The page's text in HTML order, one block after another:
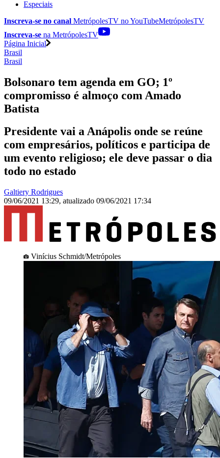
Especiais
Inscreva-se no canal MetrópolesTV noYouTubeMetrópolesTV
Inscreva-se na MetrópolesTV
Página Inicial
Brasil
Brasil
Bolsonaro tem agenda em GO; 1º
compromisso é almoço com Amado
Batista
Presidente vai a Anápolis onde se reúne
com empresários, políticos e participa de
um evento religioso; ele deve passar o dia
todo no estado
Galtiery Rodrigues
09/06/2021 13:29, atualizado 09/06/2021 17:34
Vinícius Schmidt/Metrópoles